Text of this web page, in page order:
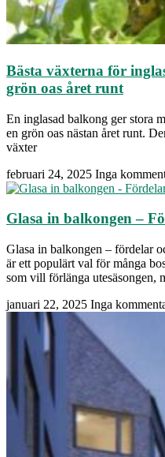
Bästa växterna för
grön oas året runt
En inglasad balkong ger stora
en grön oas nästan året runt.
växter
februari 24, 2025 Inga
Glasa in balkongen –
Glasa in balkongen – fördelar
är ett populärt val för många
som vill förlänga utesäsongen,
januari 22, 2025 Inga